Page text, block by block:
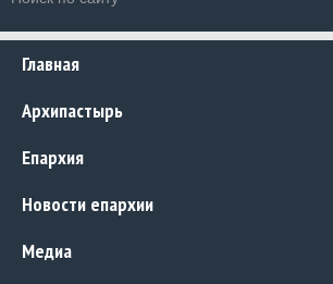
Главная
Архипастырь
Епархия
Новости епархии
Медиа